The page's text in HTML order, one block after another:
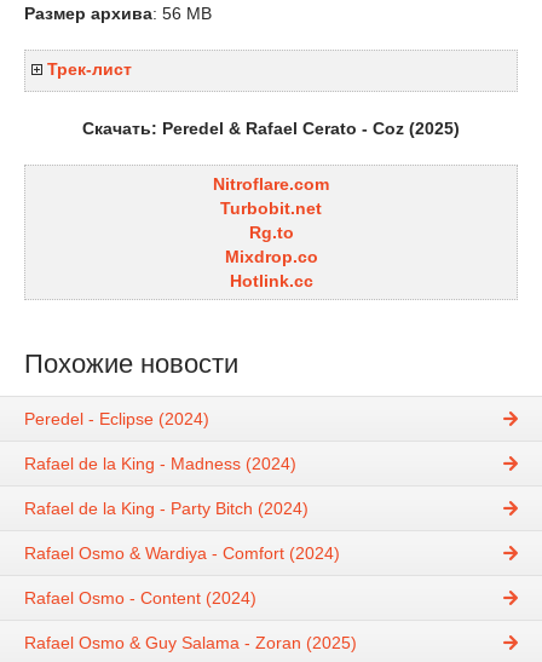
Размер архива: 56 MB
Трек-лист
Скачать: Peredel & Rafael Cerato - Coz (2025)
Nitroflare.com
Turbobit.net
Rg.to
Mixdrop.co
Hotlink.cc
Похожие новости
Peredel - Eclipse (2024)
Rafael de la King - Madness (2024)
Rafael de la King - Party Bitch (2024)
Rafael Osmo & Wardiya - Comfort (2024)
Rafael Osmo - Content (2024)
Rafael Osmo & Guy Salama - Zoran (2025)